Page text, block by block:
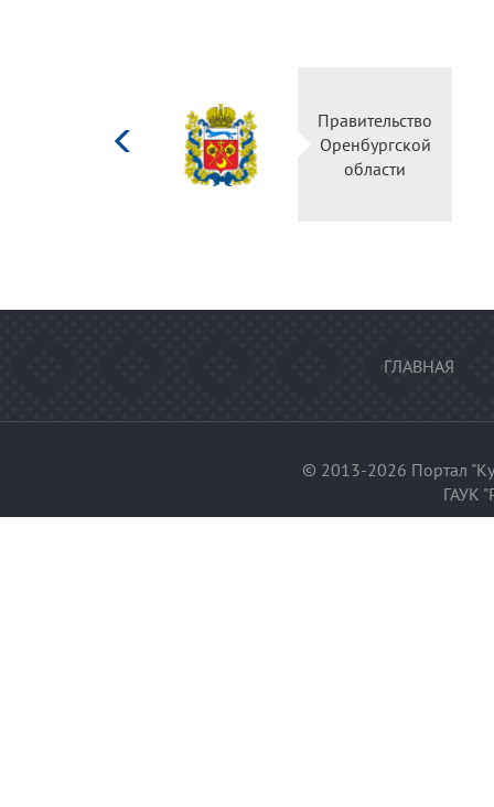
Правительство
Оренбургской
области
ГЛАВНАЯ
© 2013-2026 Портал
ГАУК